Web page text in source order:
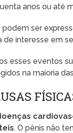
anos ou até
podem ser
de interesse em
esses eventos
na maioria
. O pênis não